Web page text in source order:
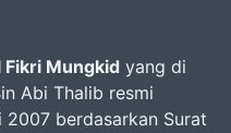
Fikri Mungkid yang di
Abi Thalib resmi
berdasarkan Surat